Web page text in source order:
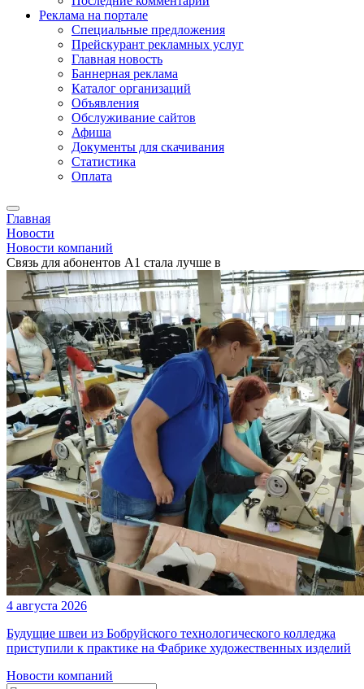
Реклама на портале
Специальные предложения
Прейскурант рекламных услуг
Главная новость
Баннерная реклама
Каталог организаций
Объявления
Обслуживание сайтов
Афиша
Документы для скачивания
Статистика
Оплата
Главная
Новости
Новости компаний
Связь для абонентов А1 стала лучше в
4 августа 2026
Будущие швеи из Бобруйского технологического колледжа
приступили к практике на Фабрике художественных изделий
Новости компаний